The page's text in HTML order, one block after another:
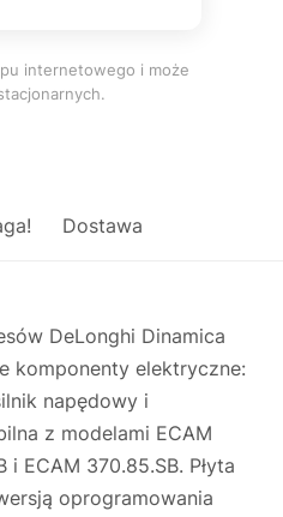
internetowego i może
Dostawa
DeLonghi Dinamica
komponenty elektryczne:
napędowy i
z modelami ECAM
i ECAM 370.85.SB. Płyta
oprogramowania